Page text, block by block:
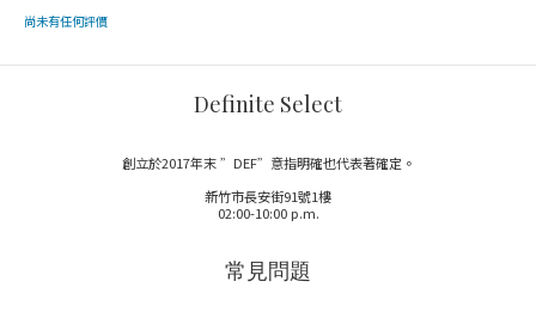
尚未有任何評價
Definite Select
創立於2017年末 ”DEF”意指明確也代表著確定。
新竹市長安街91號1樓
02:00-10:00 p.m.
常見問題